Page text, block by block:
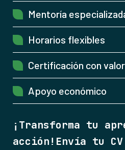
Mentoría
Horarios flexibles
Certificación con
Apoyo económico
¡Transforma tu
acción!Envía tu